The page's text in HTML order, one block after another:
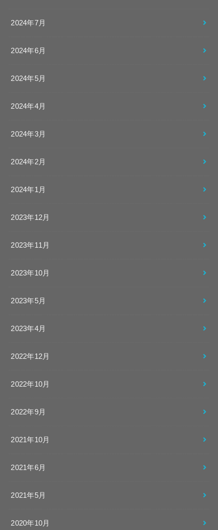
2024年7月
2024年6月
2024年5月
2024年4月
2024年3月
2024年2月
2024年1月
2023年12月
2023年11月
2023年10月
2023年5月
2023年4月
2022年12月
2022年10月
2022年9月
2021年10月
2021年6月
2021年5月
2020年10月